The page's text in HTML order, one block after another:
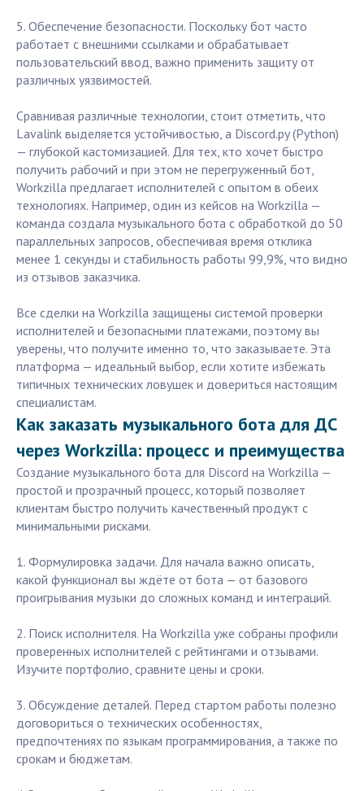
5. Обеспечение безопасности. Поскольку бот часто
работает с внешними ссылками и обрабатывает
пользовательский ввод, важно применить защиту от
различных уязвимостей.
Сравнивая различные технологии, стоит отметить, что
Lavalink выделяется устойчивостью, а Discord.py (Python)
— глубокой кастомизацией. Для тех, кто хочет быстро
получить рабочий и при этом не перегруженный бот,
Workzilla предлагает исполнителей с опытом в обеих
технологиях. Например, один из кейсов на Workzilla —
команда создала музыкального бота с обработкой до 50
параллельных запросов, обеспечивая время отклика
менее 1 секунды и стабильность работы 99,9%, что видно
из отзывов заказчика.
Все сделки на Workzilla защищены системой проверки
исполнителей и безопасными платежами, поэтому вы
уверены, что получите именно то, что заказываете. Эта
платформа — идеальный выбор, если хотите избежать
типичных технических ловушек и довериться настоящим
специалистам.
Как заказать музыкального бота для ДС
через Workzilla: процесс и преимущества
Создание музыкального бота для Discord на Workzilla —
простой и прозрачный процесс, который позволяет
клиентам быстро получить качественный продукт с
минимальными рисками.
1. Формулировка задачи. Для начала важно описать,
какой функционал вы ждёте от бота — от базового
проигрывания музыки до сложных команд и интеграций.
2. Поиск исполнителя. На Workzilla уже собраны профили
проверенных исполнителей с рейтингами и отзывами.
Изучите портфолио, сравните цены и сроки.
3. Обсуждение деталей. Перед стартом работы полезно
договориться о технических особенностях,
предпочтениях по языкам программирования, а также по
срокам и бюджетам.